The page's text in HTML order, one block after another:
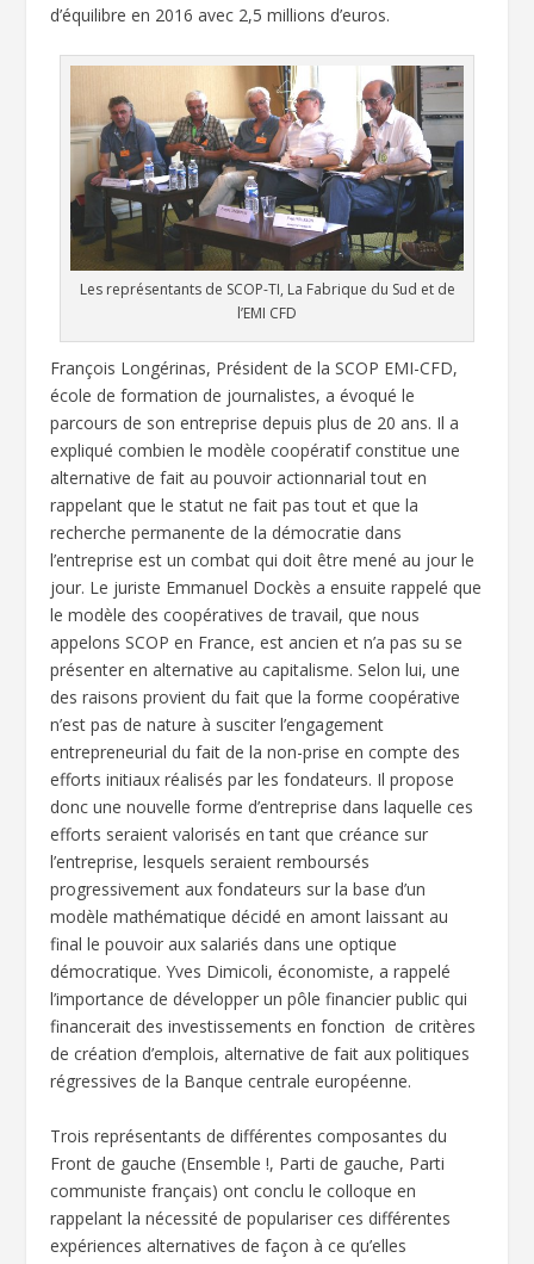
d’équilibre en 2016 avec 2,5 millions d’euros.
Les représentants de SCOP-TI, La Fabrique du Sud et de
l’EMI CFD
François Longérinas, Président de la SCOP EMI-CFD,
école de formation de journalistes, a évoqué le
parcours de son entreprise depuis plus de 20 ans. Il a
expliqué combien le modèle coopératif constitue une
alternative de fait au pouvoir actionnarial tout en
rappelant que le statut ne fait pas tout et que la
recherche permanente de la démocratie dans
l’entreprise est un combat qui doit être mené au jour le
jour. Le juriste Emmanuel Dockès a ensuite rappelé que
le modèle des coopératives de travail, que nous
appelons SCOP en France, est ancien et n’a pas su se
présenter en alternative au capitalisme. Selon lui, une
des raisons provient du fait que la forme coopérative
n’est pas de nature à susciter l’engagement
entrepreneurial du fait de la non-prise en compte des
efforts initiaux réalisés par les fondateurs. Il propose
donc une nouvelle forme d’entreprise dans laquelle ces
efforts seraient valorisés en tant que créance sur
l’entreprise, lesquels seraient remboursés
progressivement aux fondateurs sur la base d’un
modèle mathématique décidé en amont laissant au
final le pouvoir aux salariés dans une optique
démocratique. Yves Dimicoli, économiste, a rappelé
l’importance de développer un pôle financier public qui
financerait des investissements en fonction de critères
de création d’emplois, alternative de fait aux politiques
régressives de la Banque centrale européenne.
Trois représentants de différentes composantes du
Front de gauche (Ensemble !, Parti de gauche, Parti
communiste français) ont conclu le colloque en
rappelant la nécessité de populariser ces différentes
expériences alternatives de façon à ce qu’elles